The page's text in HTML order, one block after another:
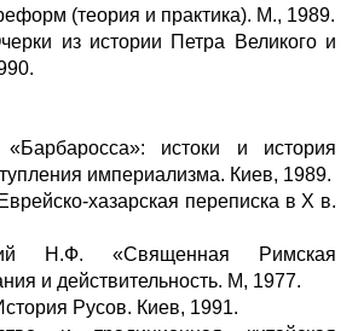
(теория и практика). М., 1989.
из истории Петра Великого и
истоки и история
империализма. Киев, 1989.
хазарская переписка в X в.
Н.Ф. «Священная Римская
и действительность. М, 1977.
Русов. Киев, 1991.